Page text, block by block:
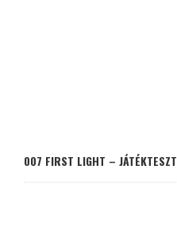
007 FIRST LIGHT – JÁTÉKTESZT